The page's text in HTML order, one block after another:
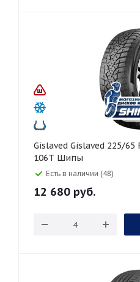
Gislaved Gislaved 225/65 R17 SpikeControl SUV
106T Шипы
Есть в наличии (48)
12 680 руб.